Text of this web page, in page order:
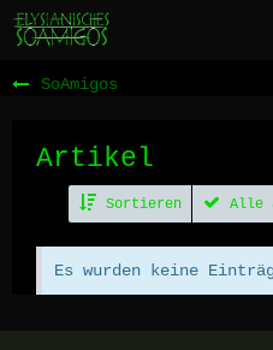
SoAmigos
Artikel
Sortieren Alle
Es wurden keine